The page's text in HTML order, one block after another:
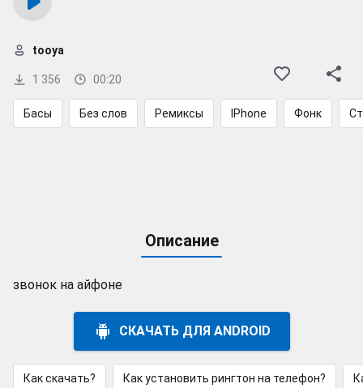
1 356 00:20
tooya
Басы Без слов Ремиксы IPhone Фонк
Описание
звонок на айфоне
СКАЧАТЬ ДЛЯ ANDROID
Как скачать? Как установить рингтон на телефон?